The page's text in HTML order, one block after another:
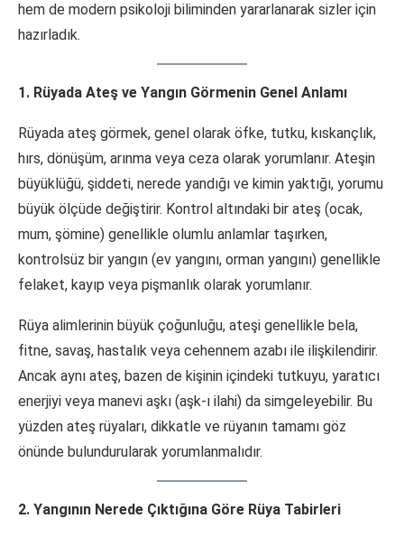
hem de modern psikoloji biliminden yararlanarak sizler için
hazırladık.
1. Rüyada Ateş ve Yangın Görmenin Genel Anlamı
Rüyada ateş görmek, genel olarak öfke, tutku, kıskançlık,
hırs, dönüşüm, arınma veya ceza olarak yorumlanır. Ateşin
büyüklüğü, şiddeti, nerede yandığı ve kimin yaktığı, yorumu
büyük ölçüde değiştirir. Kontrol altındaki bir ateş (ocak,
mum, şömine) genellikle olumlu anlamlar taşırken,
kontrolsüz bir yangın (ev yangını, orman yangını) genellikle
felaket, kayıp veya pişmanlık olarak yorumlanır.
Rüya alimlerinin büyük çoğunluğu, ateşi genellikle bela,
fitne, savaş, hastalık veya cehennem azabı ile ilişkilendirir.
Ancak aynı ateş, bazen de kişinin içindeki tutkuyu, yaratıcı
enerjiyi veya manevi aşkı (aşk-ı ilahi) da simgeleyebilir. Bu
yüzden ateş rüyaları, dikkatle ve rüyanın tamamı göz
önünde bulundurularak yorumlanmalıdır.
2. Yangının Nerede Çıktığına Göre Rüya Tabirleri